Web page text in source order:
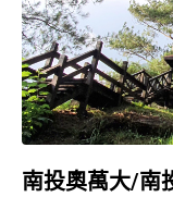
南投奧萬大/南